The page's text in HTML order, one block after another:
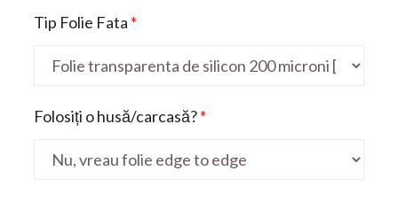
Tip Folie Fata *
Folosiți o husă/carcasă?*